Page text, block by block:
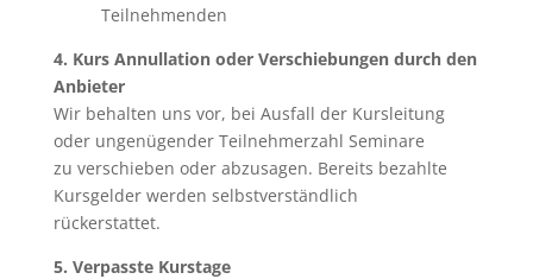
Teilnehmenden
4. Kurs Annullation oder Verschiebungen durch den
Anbieter
Wir behalten uns vor, bei Ausfall der Kursleitung
oder ungenügender Teilnehmerzahl Seminare
zu verschieben oder abzusagen. Bereits bezahlte
Kursgelder werden selbstverständlich
rückerstattet.
5. Verpasste Kurstage